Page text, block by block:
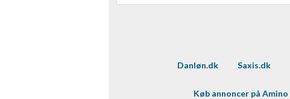
Danløn.dk Saxis.dk
Køb annoncer på Amino